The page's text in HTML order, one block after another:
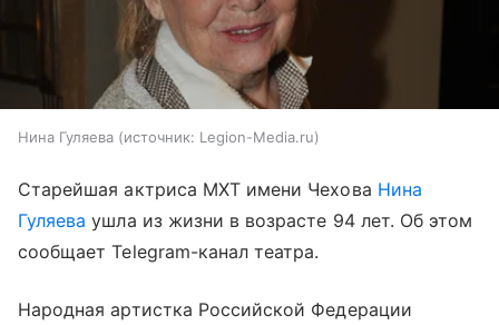
Нина Гуляева источник: Legion-Media.ru
Старейшая актриса МХТ имени Чехова Нина
Гуляева ушла из жизни в возрасте 94 лет. Об этом
сообщает Telegram-канал театра.
Народная артистка Российской Федерации